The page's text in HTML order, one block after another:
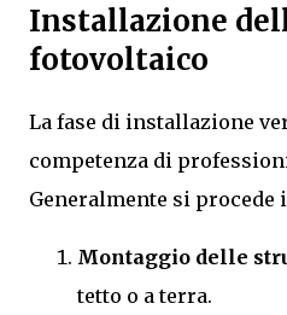
Installazione
fotovoltaico
La fase di installazione
competenza di
Generalmente si procede
Montaggio delle
tetto o a terra.